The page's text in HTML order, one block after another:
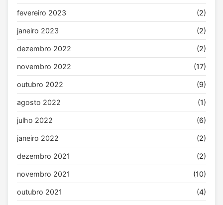
fevereiro 2023 (2)
janeiro 2023 (2)
dezembro 2022 (2)
novembro 2022 (17)
outubro 2022 (9)
agosto 2022 (1)
julho 2022 (6)
janeiro 2022 (2)
dezembro 2021 (2)
novembro 2021 (10)
outubro 2021 (4)